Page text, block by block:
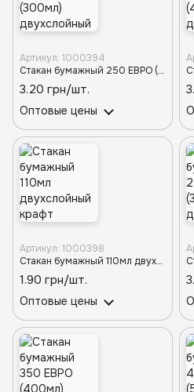
Артикул: 1000394
Стакан бумажный 250 ЕВРО (300мл) двухслойный крафт d-80 (20шт/880шт)
3.20 грн/шт.
Оптовые цены
Артикул: 1000398
Стакан бумажный 110мл двухслойный крафт (25шт/1050шт)
1.90 грн/шт.
Оптовые цены